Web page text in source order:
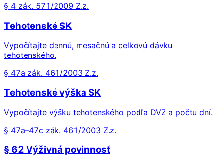
§ 4 zák. 571/2009 Z.z.
Tehotenské SK
Vypočítajte dennú, mesačnú a celkovú dávku
tehotenského.
§ 47a zák. 461/2003 Z.z.
Tehotenské výška SK
Vypočítajte výšku tehotenského podľa DVZ a počtu dní.
§ 47a–47c zák. 461/2003 Z.z.
§ 62 Výživná povinnosť